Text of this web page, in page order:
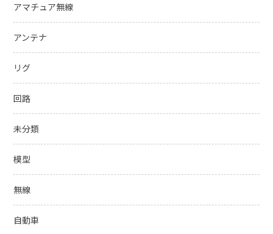
アマチュア無線
アンテナ
リグ
回路
未分類
模型
無線
自動車